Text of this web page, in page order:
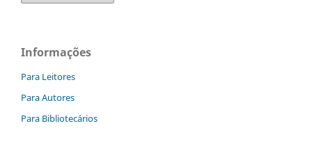
Informações
Para Leitores
Para Autores
Para Bibliotecários